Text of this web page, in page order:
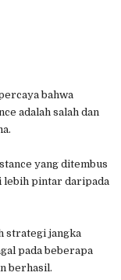
bahwa
adalah salah dan
yang ditembus
lebih pintar daripada
strategi jangka
pada beberapa
berhasil.